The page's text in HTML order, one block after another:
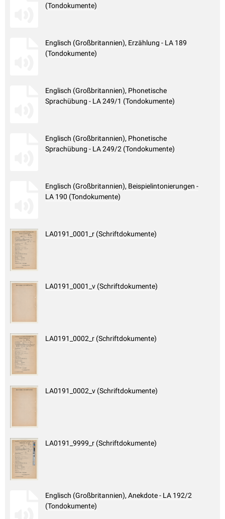
(Tondokumente)
Englisch (Großbritannien), Erzählung - LA 189
(Tondokumente)
Englisch (Großbritannien), Phonetische
Sprachübung - LA 249/1 (Tondokumente)
Englisch (Großbritannien), Phonetische
Sprachübung - LA 249/2 (Tondokumente)
Englisch (Großbritannien), Beispielintonierungen -
LA 190 (Tondokumente)
LA0191_0001_r (Schriftdokumente)
LA0191_0001_v (Schriftdokumente)
LA0191_0002_r (Schriftdokumente)
LA0191_0002_v (Schriftdokumente)
LA0191_9999_r (Schriftdokumente)
Englisch (Großbritannien), Anekdote - LA 192/2
(Tondokumente)